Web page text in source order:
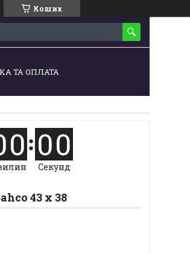
Кошик
ТА ОПЛАТА
0 00
Секунд
43 х 38